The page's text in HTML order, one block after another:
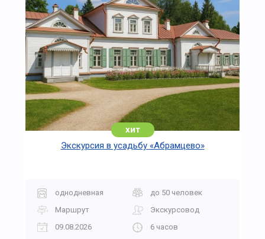
хит
Экскурсия в усадьбу «Абрамцево»
однодневная
до 50 человек
Маршрут
Экскурсовод
09.08.2026
6 часов